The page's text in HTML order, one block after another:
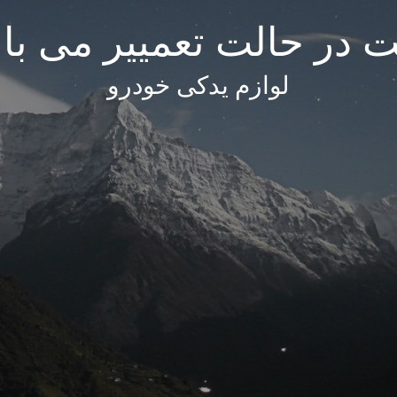
در حالت تعمییر می
لوازم یدکی خودرو